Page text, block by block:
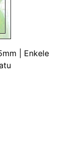
| Enkele